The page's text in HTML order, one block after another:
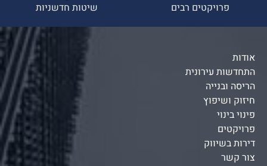
פרויקטים רבים שיטות חדשניות
אודות
התחדשות עירונית
הריסה ובנייה
חיזוק ושיפוץ
פינוי בינוי
פרויקטים
דירות בשיווק
צור קשר